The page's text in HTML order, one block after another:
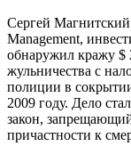
Сергей
Management,
обнаружил кражу $
жульничества с
полиции в
2009 году. Дело
закон,
причастности к